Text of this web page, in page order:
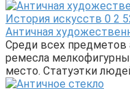
История искусств 0 2
Античная
Среди всех предметов
ремесла
место. Статуэтки